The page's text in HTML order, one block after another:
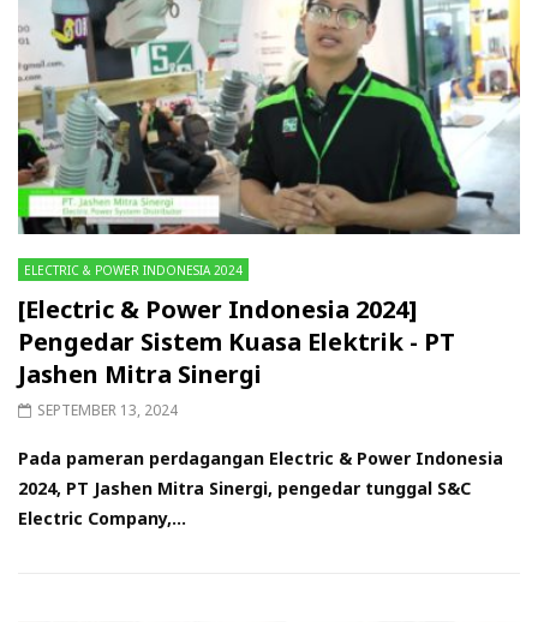
ELECTRIC & POWER INDONESIA 2024
[Electric & Power Indonesia 2024]
Pengedar Sistem Kuasa Elektrik - PT
Jashen Mitra Sinergi
SEPTEMBER 13, 2024
Pada pameran perdagangan Electric & Power Indonesia
2024, PT Jashen Mitra Sinergi, pengedar tunggal S&C
Electric Company,...